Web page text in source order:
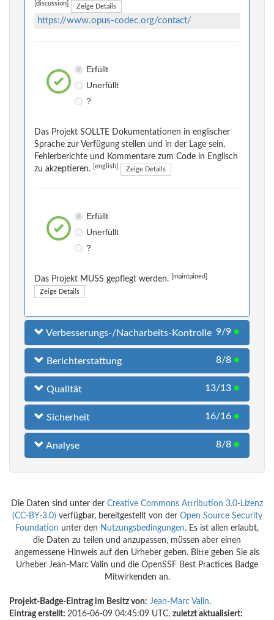
[discussion] Zeige Details
https://www.opus-codec.org/contact/
Erfüllt
Unerfüllt
?
Das Projekt SOLLTE Dokumentationen in englischer
Sprache zur Verfügung stellen und in der Lage sein,
Fehlerberichte und Kommentare zum Code in Englisch
zu akzeptieren.
[english] Zeige Details
Erfüllt
Unerfüllt
?
Das Projekt MUSS gepflegt werden. [maintained]
Zeige Details
Verbesserungs-/Nacharbeits-Kontrolle 9/9 ●
Berichterstattung 8/8 ●
Qualität 13/13 ●
Sicherheit 16/16 ●
Analyse 8/8 ●
Die Daten sind unter der Creative Commons Attribution 3.0-Lizenz
(CC-BY-3.0) verfügbar, bereitgestellt von der Open Source Security
Foundation unter den Nutzungsbedingungen. Es ist allen erlaubt,
die Daten zu teilen und anzupassen, müssen aber einen
angemessene Hinweis auf den Urheber geben. Bitte geben Sie als
Urheber Jean-Marc Valin und die OpenSSF Best Practices Badge
Mitwirkenden an.
Projekt-Badge-Eintrag im Besitz von: Jean-Marc Valin.
Eintrag erstellt: 2016-06-09 04:45:09 UTC, zuletzt aktualisiert: